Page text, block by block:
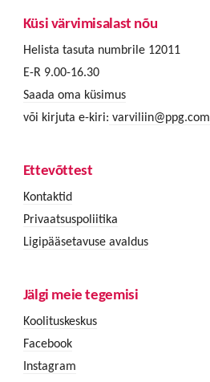
Küsi värvimisalast nõu
Helista tasuta numbrile 12011
E-R 9.00-16.30
Saada oma küsimus
või kirjuta e-kiri: varviliin@ppg.com
Ettevõttest
Kontaktid
Privaatsuspoliitika
Ligipääsetavuse avaldus
Jälgi meie tegemisi
Koolituskeskus
Facebook
Instagram